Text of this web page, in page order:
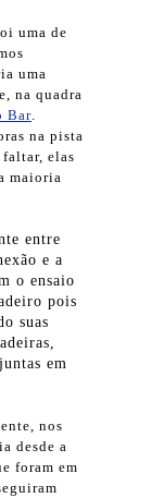
uma de
uma
na quadra
Bar.
na pista
elas
maioria
entre
e a
o ensaio
pois
suas
em
nos
desde a
foram em